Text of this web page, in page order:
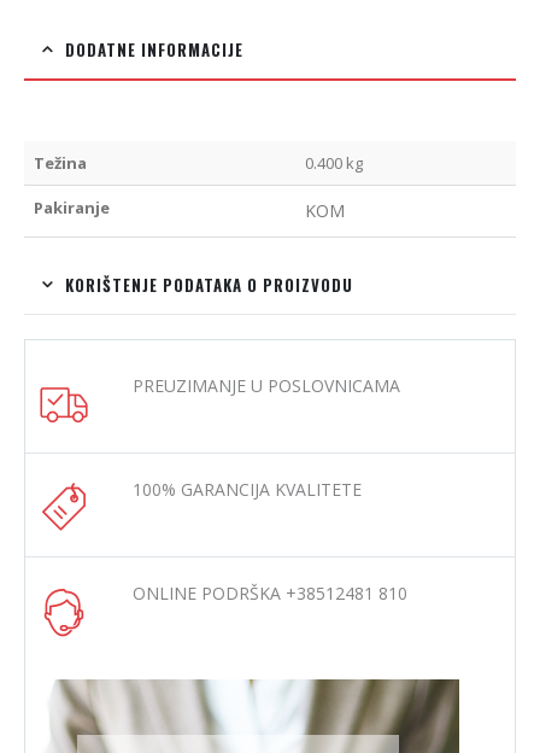
DODATNE INFORMACIJE
Težina 0.400 kg
Pakiranje KOM
KORIŠTENJE PODATAKA O PROIZVODU
PREUZIMANJE U POSLOVNICAMA
100% GARANCIJA KVALITETE
ONLINE PODRŠKA +38512481 810